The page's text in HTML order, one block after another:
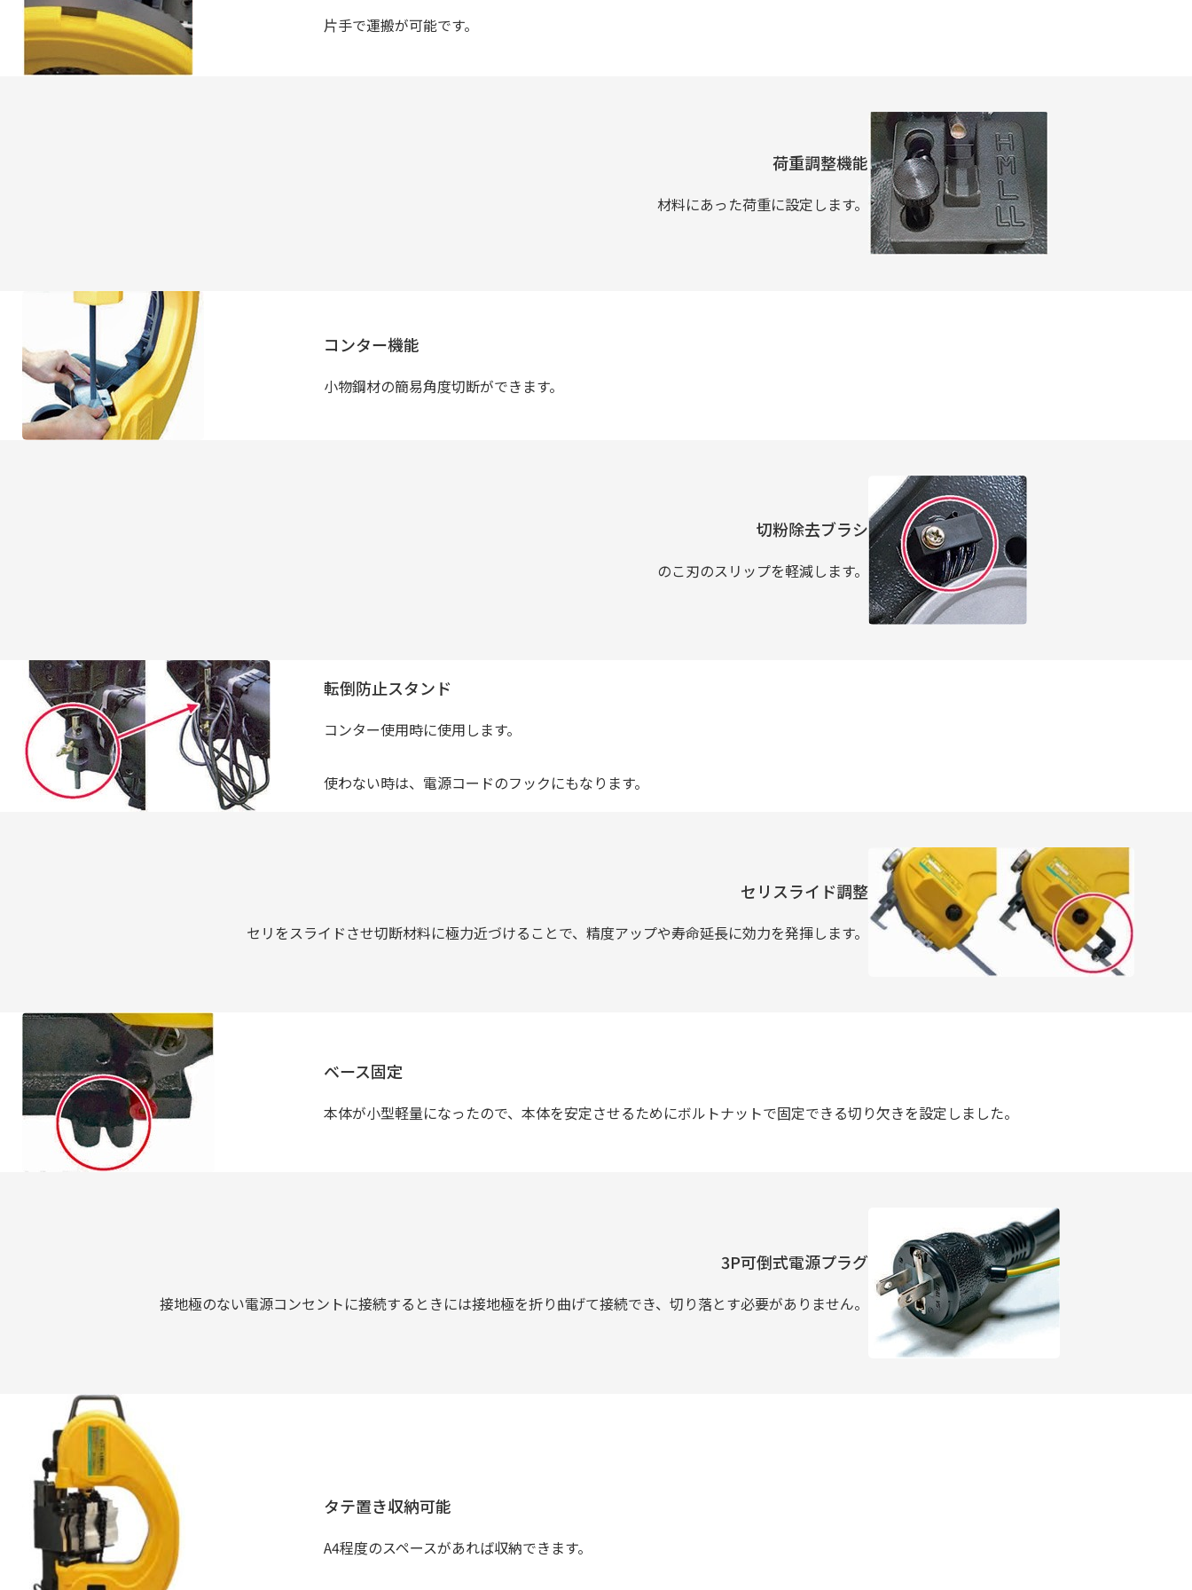
片手で運搬が可能です。
荷重調整機能
材料にあった荷重に設定します。
コンター機能
小物鋼材の簡易角度切断ができます。
切粉除去ブラシ
のこ刃のスリップを軽減します。
転倒防止スタンド
コンター使用時に使用します。
使わない時は、電源コードのフックにもなります。
セリスライド調整
セリをスライドさせ切断材料に極力近づけることで、精度アップや寿命延長に効力を発揮します。
ベース固定
本体が小型軽量になったので、本体を安定させるためにボルトナットで固定できる切り欠きを設定しました。
3P可倒式電源プラグ
接地極のない電源コンセントに接続するときには接地極を折り曲げて接続でき、切り落とす必要がありません。
タテ置き収納可能
A4程度のスペースがあれば収納できます。